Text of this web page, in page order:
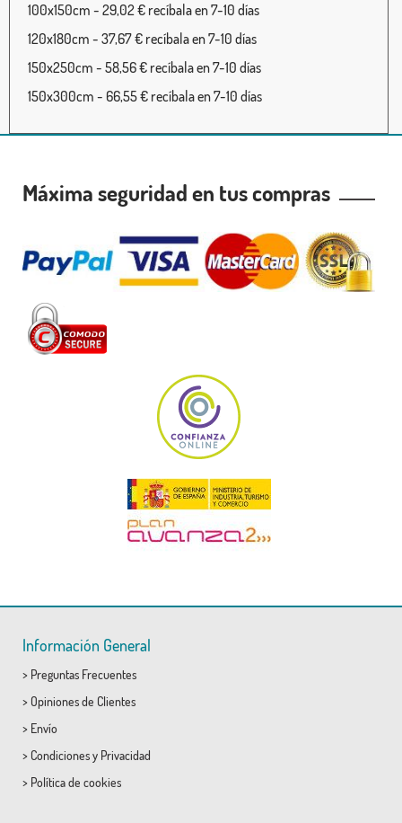
100x150cm - 29,02 € recíbala en 7-10 días
120x180cm - 37,67 € recíbala en 7-10 días
150x250cm - 58,56 € recíbala en 7-10 días
150x300cm - 66,55 € recíbala en 7-10 días
Máxima seguridad en tus compras
Información General
> Preguntas Frecuentes
> Opiniones de Clientes
> Envío
> Condicionesy Privacidad
> Política de cookies